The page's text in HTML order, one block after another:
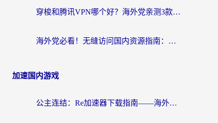
穿梭和腾讯VPN哪个好？海外党亲测3款热门回国加速器，附避坑指南
海外党必看！无缝访问国内资源指南：从vpn官网下载到加速器选择（附番茄实测）
加速国内游戏
公主连结：Re加速器下载指南——海外党不再错过国服活动的秘密武器